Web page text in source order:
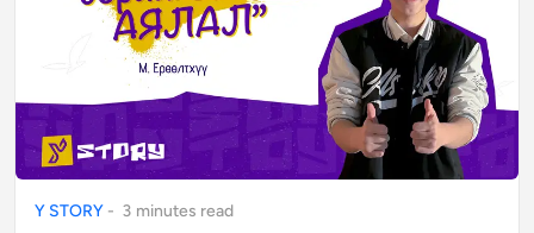
Y STORY - 3 minutes read